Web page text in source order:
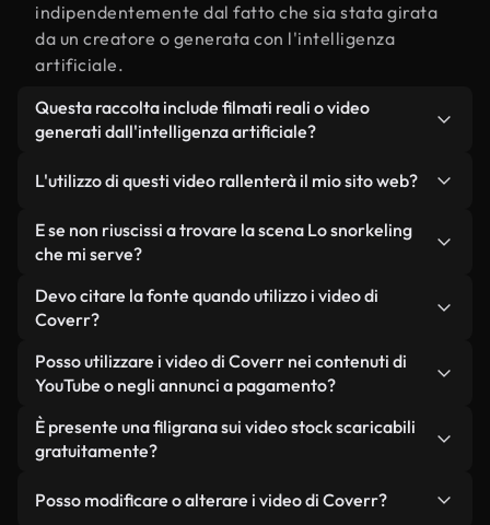
indipendentemente dal fatto che sia stata girata
da un creatore o generata con l'intelligenza
artificiale.
Questa raccolta include filmati reali o video
generati dall'intelligenza artificiale?
da filmati reali, girati da persone, relativi a Lo
snorkeling, e da video generati dall'intelligenza
artificiale. Ogni video è chiaramente etichettato,
L'utilizzo di questi video rallenterà il mio sito web?
Non se scegli le nostre versioni ottimizzate.
Offriamo formati leggeri e pronti per il web,
mantengono alta la qualità, riducono al minimo i
tempi di caricamento e migliorano parametri
come LCP.
E se non riuscissi a trovare la scena Lo snorkeling
che mi serve?
Puoi crearne uno all'istante utilizzando Coverr AI
Studio. Ti basta descrivere la scena, ad esempio
in pochi secondi un video personalizzato in
conformità con i nostri standard di licenza.
Devo citare la fonte quando utilizzo i video di
Coverr?
Non è richiesto alcun riconoscimento dell'autore.
Tutti i video presenti nella nostra libreria sono
senza citare il creatore, sebbene sia sempre
gradito.
Posso utilizzare i video di Coverr nei contenuti di
YouTube o negli annunci a pagamento?
Sì. Tutti i filmati di Coverr possono essere utilizzati
in video monetizzati su YouTube, promozioni sui
condizione che non si rivendano o ridistribuiscano
È presente una filigrana sui video stock scaricabili
gratuitamente?
reali o generati dall'intelligenza artificiale, include
Posso modificare o alterare i video di Coverr?